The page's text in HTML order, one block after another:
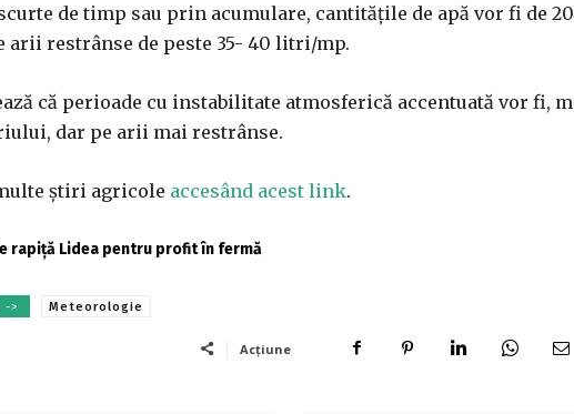
de timp sau prin acumulare, cantitățile de apă vor fi de 20
restrânse de peste 35- 40 litri/mp.
că perioade cu instabilitate atmosferică accentuată vor fi,
dar pe arii mai restrânse.
știri agricole accesând acest link.
rapiță Lidea pentru profit în fermă
-> Meteorologie
Acțiune